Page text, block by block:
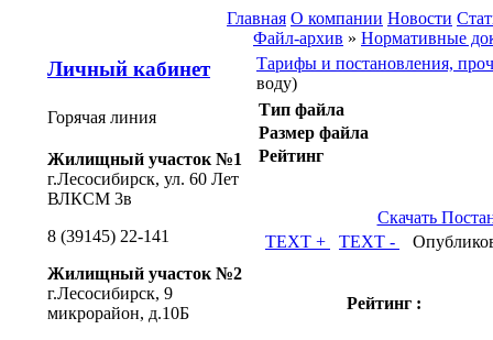
Главная О компании Новости
Личный кабинет
Горячая линия
Жилищный участок №1
г.Лесосибирск, ул. 60 Лет
ВЛКСМ 3в
8 (39145) 22-141
Жилищный участок №2
г.Лесосибирск, 9
микрорайон, д.10Б
Файл-архив » Нормативные
Тарифы и постановления,
воду)
Тип файла
Размер файла
Рейтинг
Скачать
TEXT +
TEXT -
Рейтинг :